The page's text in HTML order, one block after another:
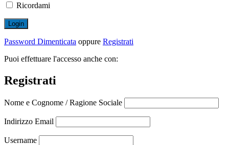
Ricordami
Password Dimenticata oppure Registrati
Puoi effettuare l'accesso anche con:
Registrati
Nome e Cognome / Ragione Sociale
Indirizzo Email
Username